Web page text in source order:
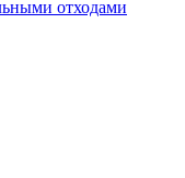
отходами